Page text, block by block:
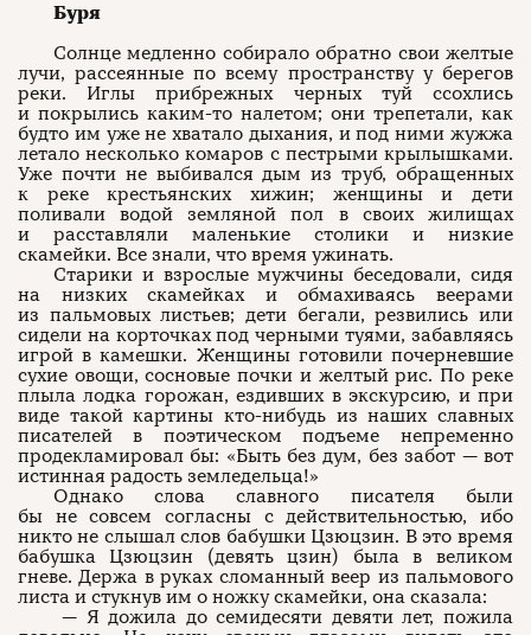
Буря
Солнце медленно собирало обратно свои желтые
лучи, рассеянные по всему пространству у берегов
реки. Иглы прибрежных черных туй ссохлись
и покрылись каким-то налетом; они трепетали, как
будто им уже не хватало дыхания, и под ними жужжа
летало несколько комаров с пестрыми крылышками.
Уже почти не выбивался дым из труб, обращенных
к реке крестьянских хижин; женщины и дети
поливали водой земляной пол в своих жилищах
и расставляли маленькие столики и низкие
скамейки. Все знали, что время ужинать.
Старики и взрослые мужчины беседовали, сидя
на низких скамейках и обмахиваясь веерами
из пальмовых листьев; дети бегали, резвились или
сидели на корточках под черными туями, забавляясь
игрой в камешки. Женщины готовили почерневшие
сухие овощи, сосновые почки и желтый рис. По реке
плыла лодка горожан, ездивших в экскурсию, и при
виде такой картины кто-нибудь из наших славных
писателей в поэтическом подъеме непременно
продекламировал бы: «Быть без дум, без забот — вот
истинная радость земледельца!»
Однако слова славного писателя были
бы не совсем согласны с действительностью, ибо
никто не слышал слов бабушки Цзюцзин. В это время
бабушка Цзюцзин (девять цзин) была в великом
гневе. Держа в руках сломанный веер из пальмового
листа и стукнув им о ножку скамейки, она сказала:
— Я дожила до семидесяти девяти лет, пожила